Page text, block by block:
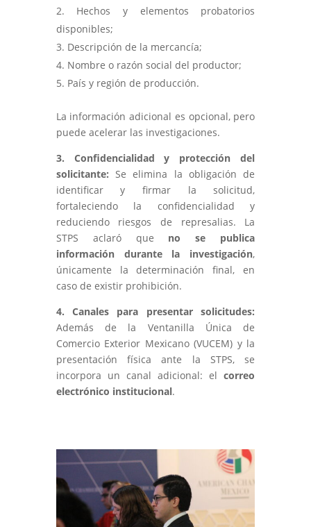
Hechos y elementos probatorios
disponibles;
Descripción de la mercancía;
Nombre o razón social del productor;
País y región de producción.
La información adicional es opcional, pero
puede acelerar las investigaciones.
3. Confidencialidad y protección del
solicitante: Se elimina la obligación de
identificar y firmar la solicitud,
fortaleciendo la confidencialidad y
reduciendo riesgos de represalias. La
STPS aclaró que no se publica
información durante la investigación,
únicamente la determinación final, en
caso de existir prohibición.
4. Canales para presentar solicitudes:
Además de la Ventanilla Única de
Comercio Exterior Mexicano (VUCEM) y la
presentación física ante la STPS, se
incorpora un canal adicional: elcorreo
electrónico institucional.